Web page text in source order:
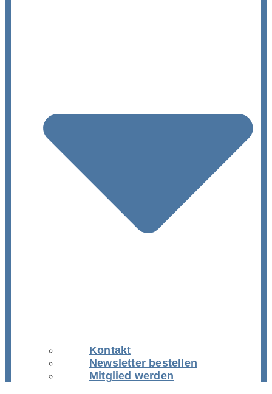
Kontakt
Newsletter bestellen
Mitglied werden